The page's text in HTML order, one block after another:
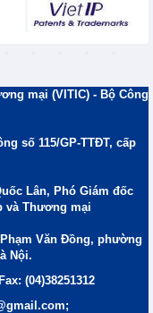
mại (VITIC) - Bộ Công
số 115/GP-TTĐT, cấp
Lân, Phó Giám đốc
và Thương mại
Văn Đồng, phường
Nội.
(04)38251312